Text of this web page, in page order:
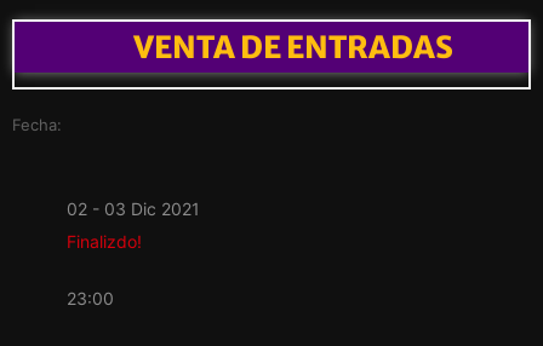
VENTA DE ENTRADAS
Fecha:
02 - 03 Dic 2021
Finalizdo!
23:00